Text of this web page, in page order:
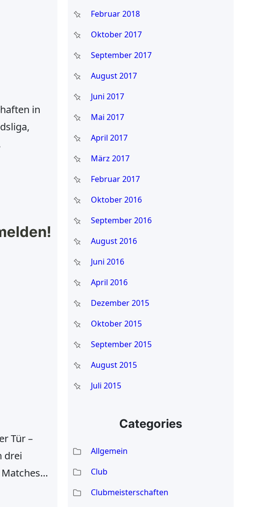
in
Tür –
drei
Februar 2018
Oktober 2017
September 2017
August 2017
Juni 2017
Mai 2017
April 2017
März 2017
Februar 2017
Oktober 2016
September 2016
August 2016
Juni 2016
April 2016
Dezember 2015
Oktober 2015
September 2015
August 2015
Juli 2015
Categories
Allgemein
Club
Clubmeisterschaften